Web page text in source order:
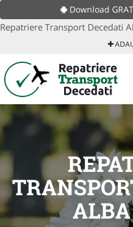
Download
Repatriere Transport Decedati